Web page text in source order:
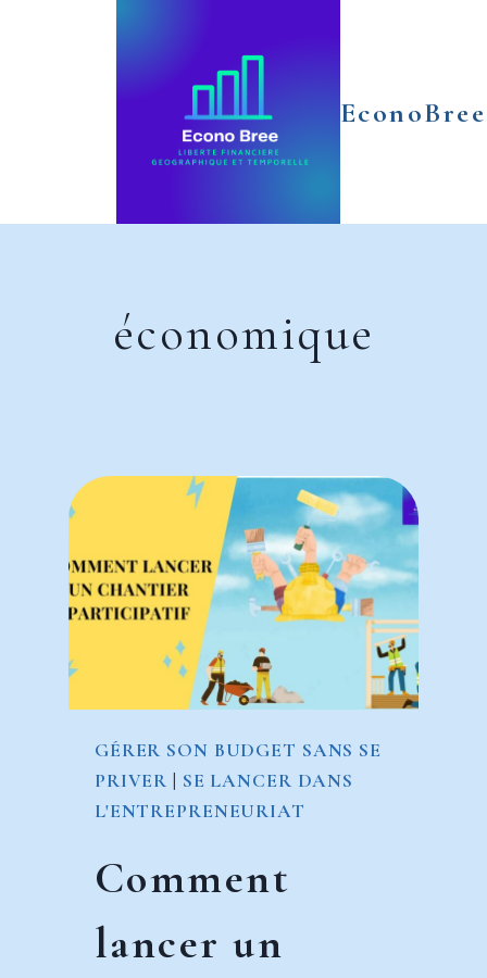
EconoBree
économique
GÉRER SON BUDGET SANS SE
PRIVER | SE LANCER DANS
L'ENTREPRENEURIAT
Comment
lancer un